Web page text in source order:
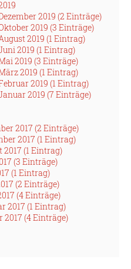
2019 (2 Einträge)
2019 (3 Einträge)
2019 (1 Eintrag)
2019 (1 Eintrag)
2019 (3 Einträge)
2019 (1 Eintrag)
2019 (1 Eintrag)
2019 (7 Einträge)
2017 (2 Einträge)
2017 (1 Eintrag)
2017 (1 Eintrag)
(3 Einträge)
(1 Eintrag)
(2 Einträge)
(4 Einträge)
2017 (1 Eintrag)
2017 (4 Einträge)